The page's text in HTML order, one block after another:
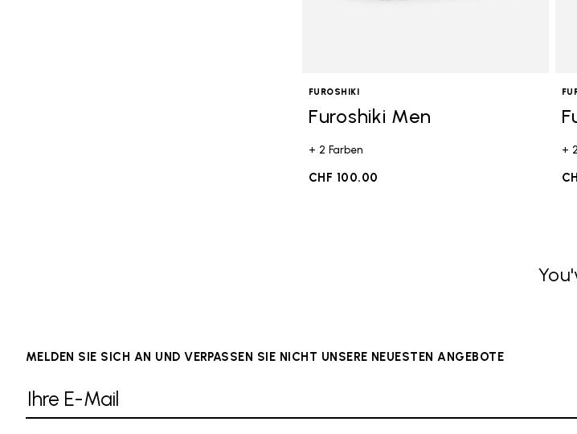
FUROSHIKI
Furoshiki Men
+ 2 Farben
CHF 100.00
+
MELDEN SIE SICH AN UND VERPASSEN SIE NICHT UNSERE NEUESTEN ANGEBOTE